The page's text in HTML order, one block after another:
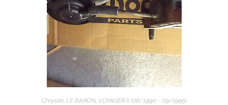
Chrysler, LE BARON, VOYAGER II (08/1990 - 09/1995)